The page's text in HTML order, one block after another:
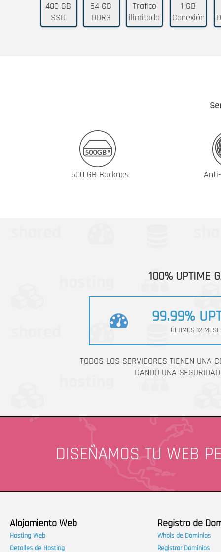
480 GB
SSD
64 GB
DDR3
Trafico
ilimitado
1 GB
Conexión
500 GB Backups Anti-
100% UPTIME
99.99%
ÚLTIMOS 12
TODOS LOS SERVIDORES TIENEN UNA
DANDO UNA
DISEÑAMOS TU WEB
Alojamiento Web Registro de
Hosting Web
Whois de Dominios
Detalles de Hosting
Registrar Dominios